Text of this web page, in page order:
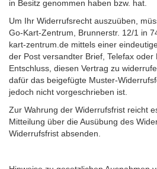
in Besitz genommen haben bzw. hat.
Um Ihr Widerrufsrecht auszuüben,
Go-Kart-Zentrum, Brunnerstr. 12/1 in
kart-zentrum.de mittels einer
der Post versandter Brief, Telefax oder
Entschluss, diesen Vertrag zu
dafür das beigefügte Muster-
jedoch nicht vorgeschrieben ist.
Zur Wahrung der Widerrufsfrist reicht
Mitteilung über die Ausübung des
Widerrufsfrist absenden.